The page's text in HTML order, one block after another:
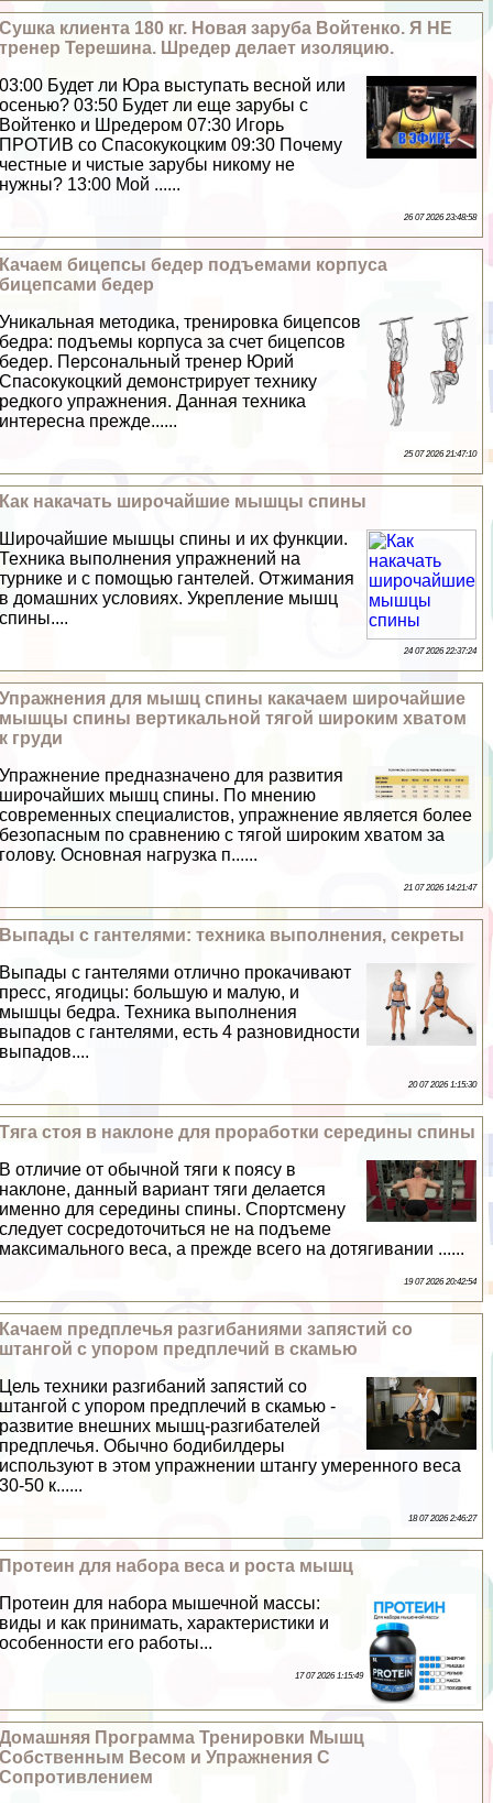
Сушка клиента 180 кг. Новая заруба Войтенко. Я НЕ
тренер Терешина. Шредер делает изоляцию.
03:00 Будет ли Юра выступать весной или
осенью? 03:50 Будет ли еще зарубы с
Войтенко и Шредером 07:30 Игорь
ПРОТИВ со Спасокукоцким 09:30 Почему
честные и чистые зарубы никому не
нужны? 13:00 Мой ......
26 07 2026 23:48:58
Качаем бицепсы бедер подъемами корпуса
бицепсами бедер
Уникальная методика, тренировка бицепсов
бедра: подъемы корпуса за счет бицепсов
бедер. Персональный тренер Юрий
Спасокукоцкий демонстрирует технику
редкого упражнения. Данная техника
интересна прежде......
25 07 2026 21:47:10
Как накачать широчайшие мышцы спины
Широчайшие мышцы спины и их функции.
Техника выполнения упражнений на
турнике и с помощью гантелей. Отжимания
в домашних условиях. Укрепление мышц
спины....
24 07 2026 22:37:24
Упражнения для мышц спины какачаем широчайшие
мышцы спины вертикальной тягой широким хватом
к гpyди
Упражнение предназначено для развития
широчайших мышц спины. По мнению
современных специалистов, упражнение является более
безопасным по сравнению с тягой широким хватом за
голову. Основная нагрузка п......
21 07 2026 14:21:47
Выпады с гантелями: техника выполнения, секреты
Выпады с гантелями отлично прокачивают
пресс, ягoдицы: большую и малую, и
мышцы бедра. Техника выполнения
выпадов с гантелями, есть 4 разновидности
выпадов....
20 07 2026 1:15:30
Тяга стоя в наклоне для проработки середины спины
В отличие от обычной тяги к поясу в
наклоне, данный вариант тяги делается
именно для середины спины. Спортсмену
следует сосредоточиться не на подъеме
максимального веса, а прежде всего на дотягивании ......
19 07 2026 20:42:54
Качаем предплечья разгибаниями запястий со
штангой с упором предплечий в скамью
Цель техники разгибаний запястий со
штангой с упором предплечий в скамью -
развитие внешних мышц-разгибателей
предплечья. Обычно бодибилдеры
используют в этом упражнении штангу умеренного веса
30-50 к......
18 07 2026 2:46:27
Протеин для набора веса и роста мышц
Протеин для набора мышечной массы:
виды и как принимать, хаpaктеристики и
особенности его работы...
17 07 2026 1:15:49
Домашняя Программа Тренировки Мышц
Собственным Весом и Упражнения С
Сопротивлением